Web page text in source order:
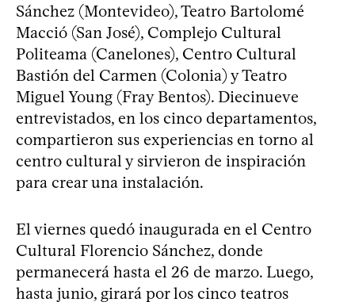
Sánchez (Montevideo), Teatro Bartolomé
Macció (San José), Complejo Cultural
Politeama (Canelones), Centro Cultural
Bastión del Carmen (Colonia) y Teatro
Miguel Young (Fray Bentos). Diecinueve
entrevistados, en los cinco departamentos,
compartieron sus experiencias en torno al
centro cultural y sirvieron de inspiración
para crear una instalación.
El viernes quedó inaugurada en el Centro
Cultural Florencio Sánchez, donde
permanecerá hasta el 26 de marzo. Luego,
hasta junio, girará por los cinco teatros